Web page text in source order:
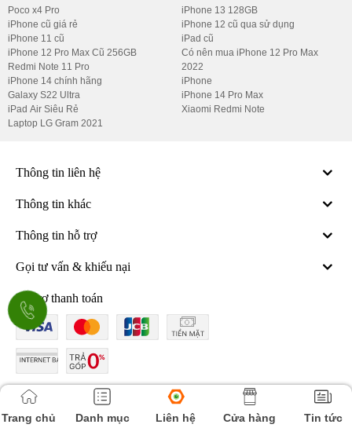
Poco x4 Pro
iPhone cũ giá rẻ
iPhone 11 cũ
iPhone 12 Pro Max Cũ 256GB
Redmi Note 11 Pro
iPhone 14 chính hãng
Galaxy S22 Ultra
iPad Air Siêu Rẻ
Laptop LG Gram 2021
iPhone 13 128GB
iPhone 12 cũ qua sử dụng
iPad cũ
Có nên mua iPhone 12 Pro Max
2022
iPhone
iPhone 14 Pro Max
Xiaomi Redmi Note
Thông tin liên hệ
Thông tin khác
Thông tin hỗ trợ
Gọi tư vấn & khiếu nại
Hỗ trợ thanh toán
Kết nối với chúng tôi
Trang chủ Danh mục Liên hệ Cửa hàng Tin tức